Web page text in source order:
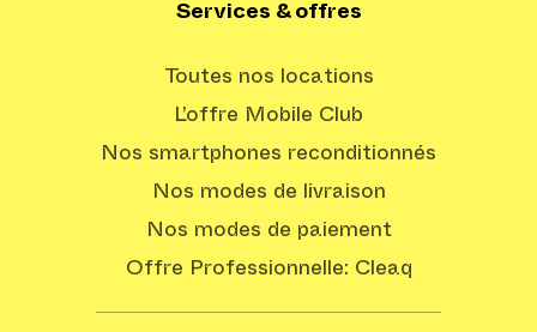
Services & offres
Toutes nos locations
L’offre Mobile Club
Nos smartphones reconditionnés
Nos modes de livraison
Nos modes de paiement
Offre Professionnelle: Cleaq